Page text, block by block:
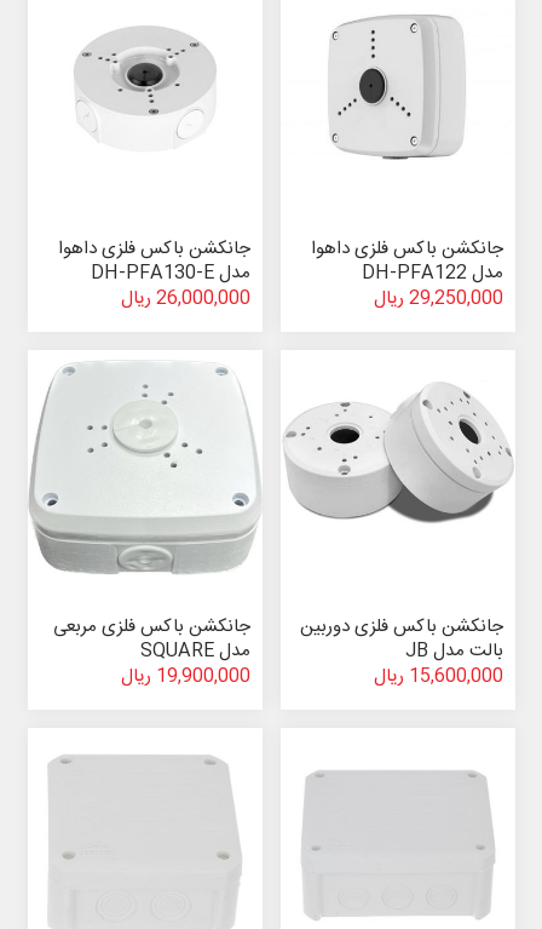
جانکشن باکس فلزی داهوا
مدل DH-PFA122
29,250,000 ریال
جانکشن باکس فلزی داهوا
مدل DH-PFA130-E
26,000,000 ریال
جانکشن باکس فلزی دوربین
بالت مدل JB
15,600,000 ریال
جانکشن باکس فلزی مربعی
مدل SQUARE
19,900,000 ریال